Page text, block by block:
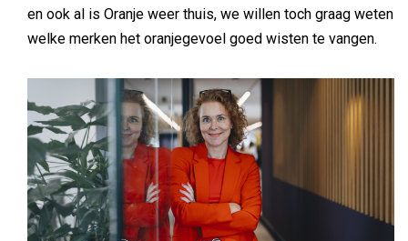
en ook al is Oranje weer thuis, we willen toch graag weten
welke merken het oranjegevoel goed wisten te vangen.